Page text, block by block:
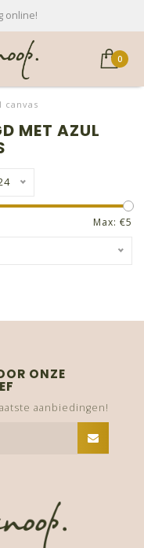
online!
0
canvas
MET AZUL
Max: €5
ONZE
aanbiedingen!